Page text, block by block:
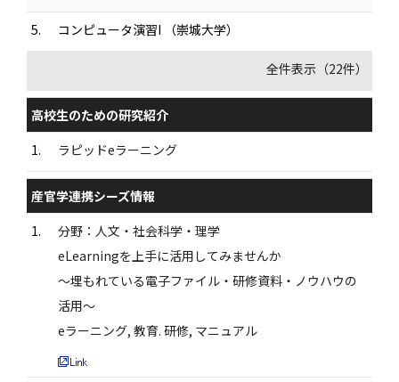
5. コンピュータ演習I （崇城大学）
全件表示（22件）
高校生のための研究紹介
1.
ラピッドeラーニング
産官学連携シーズ情報
1.
分野：人文・社会科学・理学
eLearningを上手に活用してみませんか
～埋もれている電子ファイル・研修資料・ノウハウの
活用～
eラーニング, 教育. 研修, マニュアル